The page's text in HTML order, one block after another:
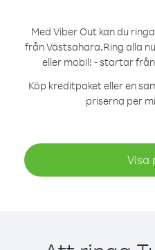
Med Viber Out kan du
från Västsahara.Ring alla
eller mobil! - startar
Köp kreditpaket eller en
priserna per
Visa